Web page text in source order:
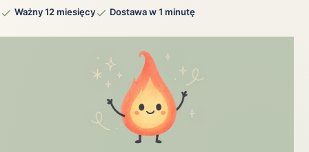
Ważny 12 miesięcy Dostawa w 1 minutę